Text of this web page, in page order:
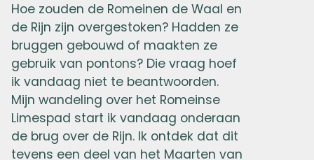
Hoe zouden de Romeinen de Waal en
de Rijn zijn overgestoken? Hadden ze
bruggen gebouwd of maakten ze
gebruik van pontons? Die vraag hoef
ik vandaag niet te beantwoorden.
Mijn wandeling over het Romeinse
Limespad start ik vandaag onderaan
de brug over de Rijn. Ik ontdek dat dit
tevens een deel van het Maarten van